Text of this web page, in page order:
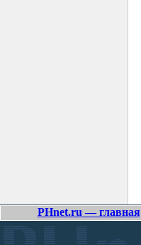
PHnet.ru — главная